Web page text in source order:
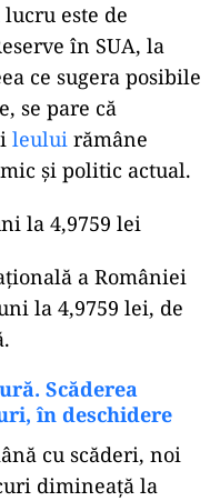
este de
în SUA, la
ce sugera posibile
se pare că
leului rămâne
şi politic actual.
la 4,9759 lei
a României
la 4,9759 lei, de
Scăderea
în deschidere
cu scăderi, noi
dimineaţă la